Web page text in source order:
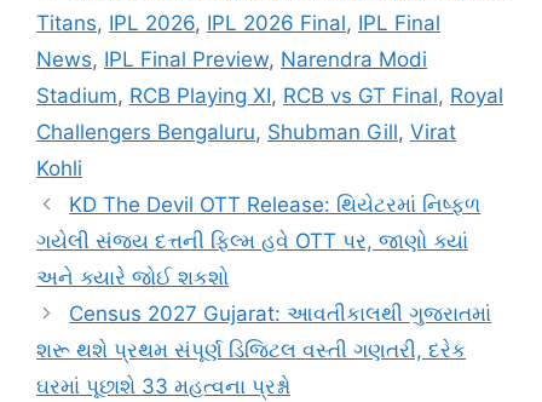
Titans, IPL 2026, IPL 2026 Final, IPL Final
News, IPL Final Preview, Narendra Modi
Stadium, RCB Playing XI, RCB vs GT Final, Royal
Challengers Bengaluru, Shubman Gill, Virat
Kohli
KD The Devil OTT Release: થિયેટરમાં નિષ્ફળ
ગયેલી સંજય દત્તની ફિલ્મ હવે OTT પર, જાણો ક્યાં
અને ક્યારે જોઈ શકશો
Census 2027 Gujarat: આવતીકાલથી ગુજરાતમાં
શરૂ થશે પ્રથમ સંપૂર્ણ ડિજિટલ વસ્તી ગણતરી, દરેક
ઘરમાં પૂછાશે 33 મહત્વના પ્રશ્નો